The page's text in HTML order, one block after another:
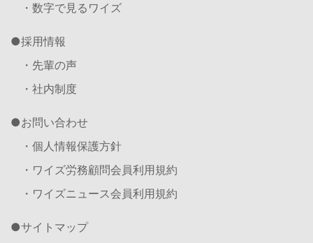
・数字で見るワイズ
採用情報
・先輩の声
・社内制度
お問い合わせ
・個人情報保護方針
・ワイズ労務顧問会員利用規約
・ワイズニュース会員利用規約
サイトマップ